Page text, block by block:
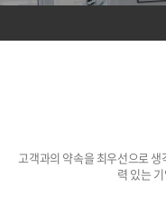
고객과의 약속을 최우선으로
력 있는